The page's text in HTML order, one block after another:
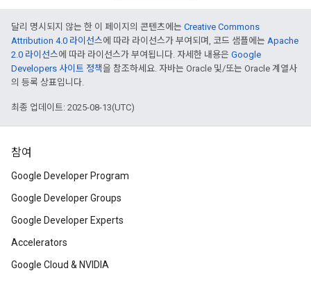
달리 명시되지 않는 한 이 페이지의 콘텐츠에는 Creative Commons
Attribution 4.0 라이선스에 따라 라이선스가 부여되며, 코드 샘플에는 Apache
2.0 라이선스에 따라 라이선스가 부여됩니다. 자세한 내용은 Google
Developers 사이트 정책을 참조하세요. 자바는 Oracle 및/또는 Oracle 계열사
의 등록 상표입니다.
최종 업데이트: 2025-08-13(UTC)
참여
Google Developer Program
Google Developer Groups
Google Developer Experts
Accelerators
Google Cloud & NVIDIA